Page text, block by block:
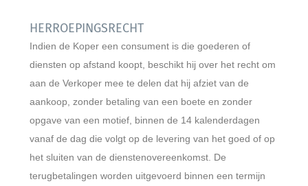
HERROEPINGSRECHT
Indien de Koper een consument is die goederen of
diensten op afstand koopt, beschikt hij over het recht om
aan de Verkoper mee te delen dat hij afziet van de
aankoop, zonder betaling van een boete en zonder
opgave van een motief, binnen de 14 kalenderdagen
vanaf de dag die volgt op de levering van het goed of op
het sluiten van de dienstenovereenkomst. De
terugbetalingen worden uitgevoerd binnen een termijn